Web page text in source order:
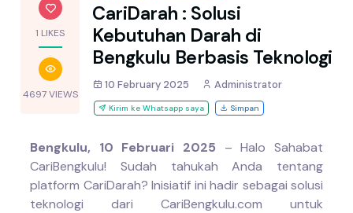
1 LIKES
4697 VIEWS
CariDarah : Solusi
Kebutuhan Darah di
Bengkulu Berbasis Teknologi
10 February 2025 Administrator
Kirim ke Whatsapp saya Simpan
Bengkulu, 10 Februari 2025 – Halo Sahabat
CariBengkulu! Sudah tahukah Anda tentang
platform CariDarah? Inisiatif ini hadir sebagai solusi
teknologi dari CariBengkulu.com untuk